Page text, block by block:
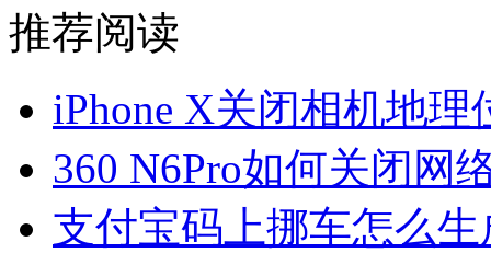
推荐阅读
iPhone X关闭相机地理
360 N6Pro如何关闭网
支付宝码上挪车怎么生